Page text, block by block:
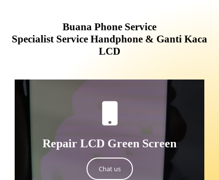
Buana Phone Service
Specialist Service Handphone & Ganti Kaca
LCD
Repair LCD Green Screen
Chat us